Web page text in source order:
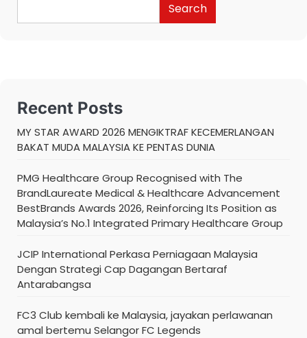
Search
Recent Posts
MY STAR AWARD 2026 MENGIKTRAF KECEMERLANGAN
BAKAT MUDA MALAYSIA KE PENTAS DUNIA
PMG Healthcare Group Recognised with The
BrandLaureate Medical & Healthcare Advancement
BestBrands Awards 2026, Reinforcing Its Position as
Malaysia’s No.1 Integrated Primary Healthcare Group
JCIP International Perkasa Perniagaan Malaysia
Dengan Strategi Cap Dagangan Bertaraf
Antarabangsa
FC3 Club kembali ke Malaysia, jayakan perlawanan
amal bertemu Selangor FC Legends